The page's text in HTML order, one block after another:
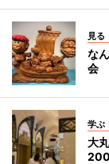
見る
な
会
学ぶ
大
200